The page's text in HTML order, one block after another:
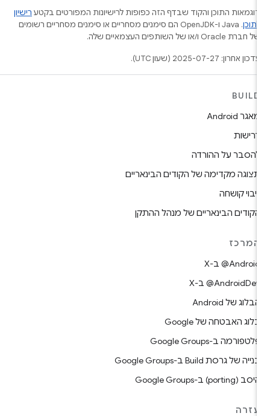
דוגמאות התוכן והקוד שבדף הזה כפופות לרישיונות המפורטים בקטערישיון
לתוכן
.‏ Java ו-OpenJDK הם סימנים מסחריים או סימנים מסחריים רשומים
של חברת Oracle ו/או של השותפים העצמאיים שלה.
עדכון אחרון: 2025-07-27 (שעון UTC).
BUILD
מאגר Android
דרישות
להסבר על ההורדה
תצוגה מקדימה של הקודים הבינאריים
גיבוי קושחה
הקודים הבינאריים של מנהל ההתקן
המרכז
‫‎@Android ב-X
‫‎@AndroidDev ב-X
הבלוג של Android
בלוג האבטחה של Google
פלטפורמה ב-Google Groups
בנייה של גרסת Build ב-Google Groups
היסב (porting) ב-Google Groups
עזרה